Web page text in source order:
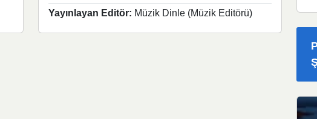
Yayınlayan Editör: Müzik Dinle (Müzik Editörü)